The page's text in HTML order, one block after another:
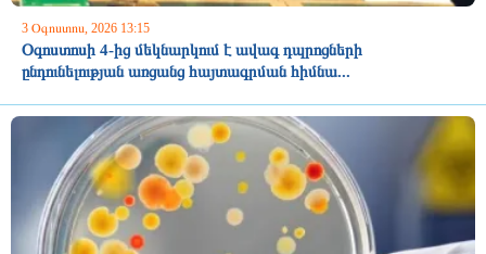
3 Օգոստոս, 2026 13:15
Օգոստոսի 4-ից մեկնարկում է ավագ դպրոցների
ընդունելության առցանց հայտագրման հիմնա...